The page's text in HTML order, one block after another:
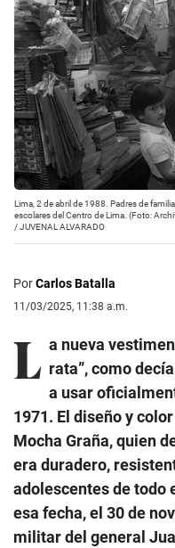
Lima, 2 de abril de 1988. Padres de
escolares del Centro de Lima. (Foto:
/JUVENAL ALVARADO
PorCarlos Batalla
11/03/2025, 11:38 a.m.
L a nueva
rata”, como
a usar
1971. El diseño y
Mocha Graña, quien
era duradero,
adolescentes de todo
esa fecha, el 30 de
militar del general